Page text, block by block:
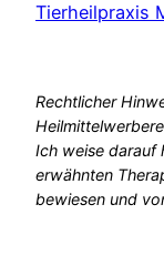
Tierheilpraxis
Rechtlicher
Ich weise darauf
erwähnten
bewiesen und